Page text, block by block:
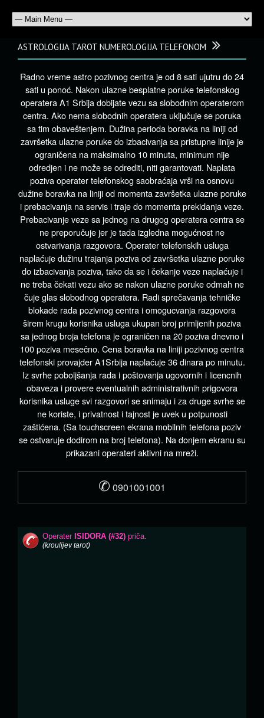
ASTROLOGIJA TAROT NUMEROLOGIJA TELEFONOM
Radno vreme astro pozivnog centra je od 8 sati ujutru do 24
sati u ponoć. Nakon ulazne besplatne poruke telefonskog
operatera A1 Srbija dobijate vezu sa slobodnim operaterom
centra. Ako nema slobodnih operatera uključuje se poruka
sa tim obaveštenjem. Dužina perioda boravka na liniji od
završetka ulazne poruke do izbacivanja sa pristupne linije je
ograničena na maksimalno 10 minuta, minimum nije
odredjen i ne može se odrediti, niti garantovati. Naplata
poziva operater telefonskog saobraćaja vrši na osnovu
dužine boravka na liniji od momenta završetka ulazne poruke
i prebacivanja na servis i traje do momenta prekidanja veze.
Prebacivanje veze sa jednog na drugog operatera centra se
ne preporučuje jer je tada izgledna mogućnost ne
ostvarivanja razgovora. Operater telefonskih usluga
naplaćuje dužinu trajanja poziva od završetka ulazne poruke
do izbacivanja poziva, tako da se i čekanje veze naplaćuje i
ne treba čekati vezu ako se nakon ulazne poruke odmah ne
čuje glas slobodnog operatera. Radi sprečavanja tehničke
blokade rada pozivnog centra i omogucvanja razgovora
širem krugu korisnika usluga ukupan broj primljenih poziva
sa jednog broja telefona je ograničen na 20 poziva dnevno i
100 poziva mesečno. Cena boravka na liniji pozivnog centra
telefonski provajder A1Srbija naplaćuje 36 dinara po minutu.
Iz svrhe poboljšanja rada i poštovanja ugovornih i licencnih
obaveza i provere eventualnih administrativnih prigovora
korisnika usluge svi razgovori se snimaju i za druge svrhe se
ne koriste, i privatnost i tajnost je uvek u potpunosti
zaštićena. (Sa touchscreen ekrana mobilnih telefona poziv
se ostvaruje dodirom na broj telefona). Na donjem ekranu su
prikazani operateri aktivni na mreži.
✆ 0901001001